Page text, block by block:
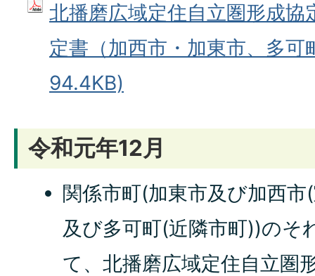
北播磨広域定住自立圏形成
定書（加西市・加東市、多
94.4KB)
令和元年12月
関係市町(加東市及び加西
及び多可町(近隣市町))のそ
て、北播磨広域定住自立圏